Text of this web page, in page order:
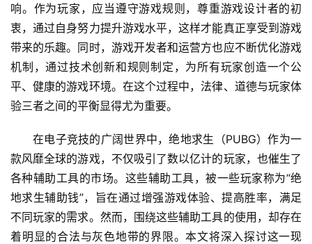
响。作为玩家，应当遵守游戏规则，尊重游戏设计者的初
衷，通过自身努力提升游戏水平，这样才能真正享受到游戏
带来的乐趣。同时，游戏开发者和运营方也应不断优化游戏
机制，通过技术创新和规则制定，为所有玩家创造一个公
平、健康的游戏环境。在这个过程中，法律、道德与玩家体
验三者之间的平衡显得尤为重要。
在电子竞技的广阔世界中，绝地求生（PUBG）作为一
款风靡全球的游戏，不仅吸引了数以亿计的玩家，也催生了
各种辅助工具的市场。这些辅助工具，被一些玩家称为“绝
地求生辅助钱”，旨在通过增强游戏体验、提高胜率，满足
不同玩家的需求。然而，围绕这些辅助工具的使用，却存在
着明显的合法与灰色地带的界限。本文将深入探讨这一现